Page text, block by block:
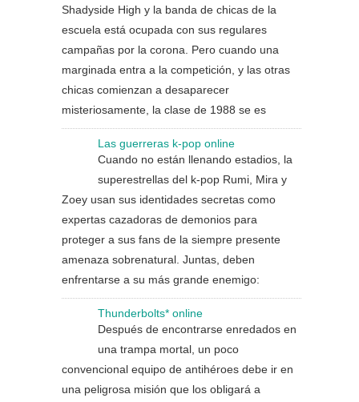
Shadyside High y la banda de chicas de la
escuela está ocupada con sus regulares
campañas por la corona. Pero cuando una
marginada entra a la competición, y las otras
chicas comienzan a desaparecer
misteriosamente, la clase de 1988 se es
Las guerreras k-pop online
Cuando no están llenando estadios, la
superestrellas del k-pop Rumi, Mira y
Zoey usan sus identidades secretas como
expertas cazadoras de demonios para
proteger a sus fans de la siempre presente
amenaza sobrenatural. Juntas, deben
enfrentarse a su más grande enemigo:
Thunderbolts* online
Después de encontrarse enredados en
una trampa mortal, un poco
convencional equipo de antihéroes debe ir en
una peligrosa misión que los obligará a